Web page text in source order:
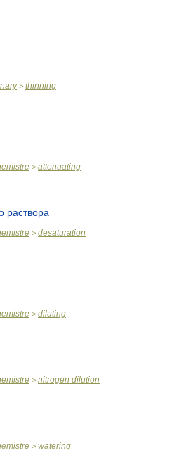
> thinning
> attenuating
раствора
> desaturation
> diluting
> nitrogen dilution
> watering